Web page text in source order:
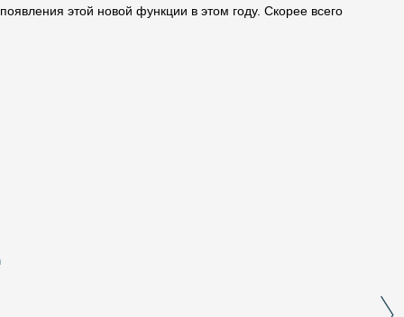
этой новой функции в этом году. Скорее всего